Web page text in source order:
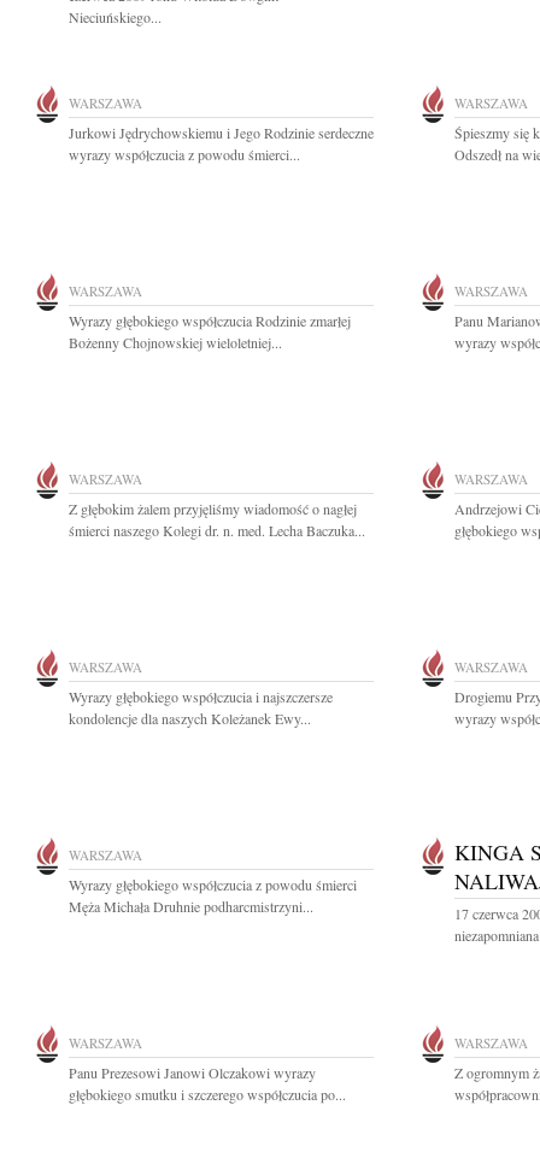
Nieciuńskiego...
WARSZAWA
Jurkowi Jędrychowskiemu i Jego Rodzinie serdeczne
wyrazy współczucia z powodu śmierci...
WARSZAWA
Śpieszmy się
Odszedł na
WARSZAWA
Wyrazy głębokiego współczucia Rodzinie zmarłej
Bożenny Chojnowskiej wieloletniej...
WARSZAWA
Panu
wyrazy
WARSZAWA
Z głębokim żalem przyjęliśmy wiadomość o nagłej
śmierci naszego Kolegi dr. n. med. Lecha Baczuka...
WARSZAWA
Andrzejowi
głębokiego
WARSZAWA
Wyrazy głębokiego współczucia i najszczersze
kondolencje dla naszych Koleżanek Ewy...
WARSZAWA
Drogiemu
wyrazy
WARSZAWA
Wyrazy głębokiego współczucia z powodu śmierci
Męża Michała Druhnie podharcmistrzyni...
KINGA
17 czerwca
WARSZAWA
Panu Prezesowi Janowi Olczakowi wyrazy
głębokiego smutku i szczerego współczucia po...
WARSZAWA
Z ogromnym